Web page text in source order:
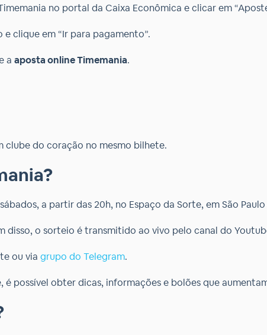
no portal da Caixa Econômica e clicar em
clique em “Ir para pagamento”.
a aposta online Timemania.
clube do coração no mesmo bilhete.
a partir das 20h, no Espaço da Sorte, em São Paulo
disso, o sorteio é transmitido ao vivo pelo canal do
ou via grupo do Telegram.
obter dicas, informações e bolões que